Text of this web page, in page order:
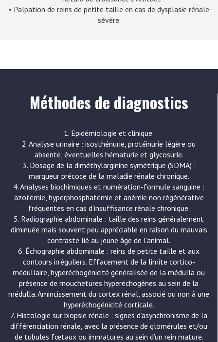
• Palpation de reins de petite taille en cas de dysplasie rénale
sévère.
Méthodes de diagnostics
1. Epidémiologie et clinique.
2. Analyse urinaire : isosthénurie, protéinurie légère ou
absente, éventuelles hématurie et glycosurie.
3. Dosage de la diméthylarginine symétrique (SDMA) :
marqueur précoce de la maladie rénale chronique.
4. Analyses biochimiques et numération-formule sanguine :
azotémie, hyperphosphatémie et anémie non régénérative
fréquentes en cas d’insuffisance rénale chronique.
5. Radiographie abdominale : taille des reins généralement
diminuée mais souvent peu appréciable en raison du mauvais
contraste lié au jeune âge de l’animal.
6. Échographie abdominale : reins de petite taille et aux
contours irréguliers. Effacement de la limite cortico-
médullaire, hyperéchogénicité généralisée de la médulla ou
présence de mouchetures hyperéchogènes au sein de la
médulla. Amincissement du cortex rénal, associé ou non à une
hyperéchogénicité corticale.
7. Histologie sur biopsie rénale : signes d’asynchronisme de la
différenciation rénale, avec la présence de glomérules et/ou
de tubules fœtaux ou immatures au sein d’un rein mature.